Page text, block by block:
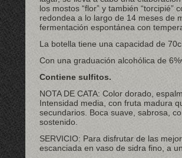
los mostos “flor” y también
redondea a lo largo de 14 meses de
fermentación espontánea con
La botella tiene una capacidad de
Con una graduación alcohólica de
Contiene sulfitos.
NOTA DE CATA: Color dorado,
Intensidad media, con fruta madura
secundarios. Boca suave, sabrosa,
sostenido.
SERVICIO: Para disfrutar de las
escanciada en vaso de sidra fino, a